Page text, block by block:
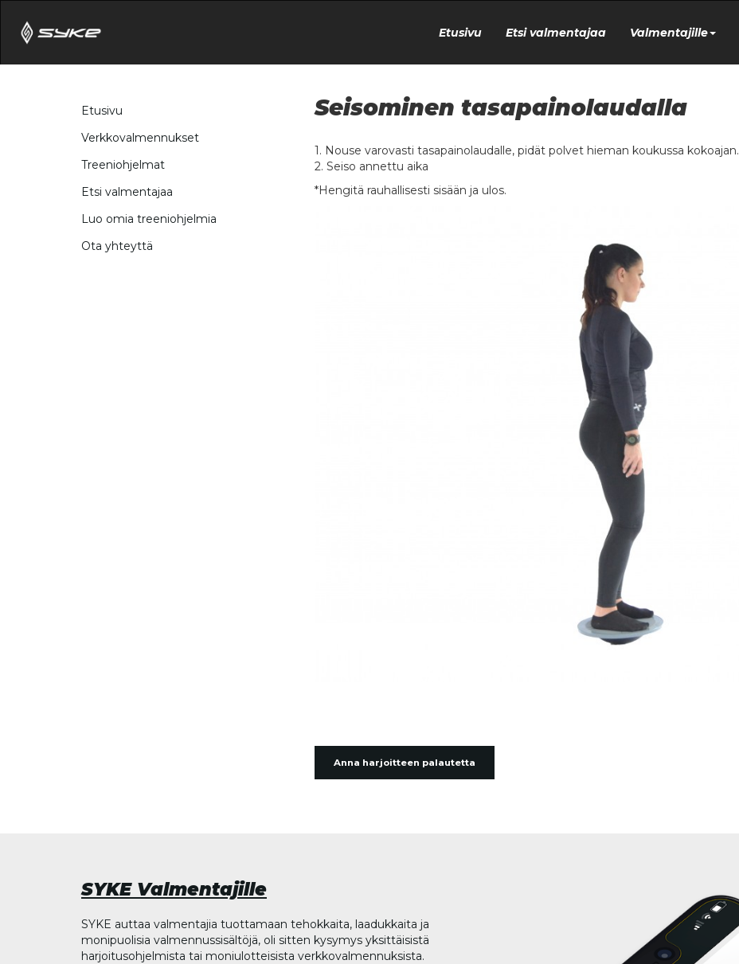
Etusivu Etsi valmentajaa Valmentajille
Etusivu
Verkkovalmennukset
Treeniohjelmat
Etsi valmentajaa
Luo omia treeniohjelmia
Ota yhteyttä
Seisominen tasapainolaudalla
1. Nouse varovasti tasapainolaudalle, pidät polvet hieman koukussa kokoajan.
2. Seiso annettu aika
*Hengitä rauhallisesti sisään ja ulos.
Anna harjoitteen palautetta
SYKE Valmentajille
SYKE auttaa valmentajia tuottamaan tehokkaita, laadukkaita ja
monipuolisia valmennussisältöjä, oli sitten kysymys yksittäisistä
harjoitusohjelmista tai moniulotteisista verkkovalmennuksista.